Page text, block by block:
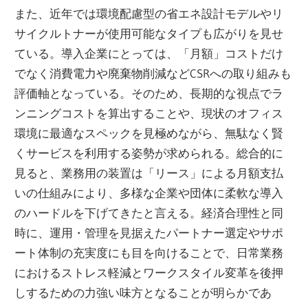
また、近年では環境配慮型の省エネ設計モデルやリ
サイクルトナーが使用可能なタイプも広がりを見せ
ている。導入企業にとっては、「月額」コストだけ
でなく消費電力や廃棄物削減などCSRへの取り組みも
評価軸となっている。そのため、長期的な視点でラ
ンニングコストを算出することや、現状のオフィス
環境に最適なスペックを見極めながら、無駄なく賢
くサービスを利用する姿勢が求められる。総合的に
見ると、業務用の装置は「リース」による月額支払
いの仕組みにより、多様な企業や団体に柔軟な導入
のハードルを下げてきたと言える。経済合理性と同
時に、運用・管理を見据えたパートナー選定やサポ
ート体制の充実度にも目を向けることで、日常業務
におけるストレス軽減とワークスタイル変革を後押
しするための力強い味方となることが明らかであ